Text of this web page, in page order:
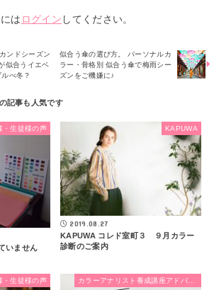
は ログイン してください。
ンドシーズン
似合うイエベ
べ冬？
似合う傘の選び方。 パーソナルカ
ラー・骨格別 似合う傘で梅雨シー
ズンをご機嫌に♪
・生徒様の声
いません
KAPUWA
2019.08.27
KAPUWA コレド室町３ ９月カラー
診断のご案内
・生徒様の声